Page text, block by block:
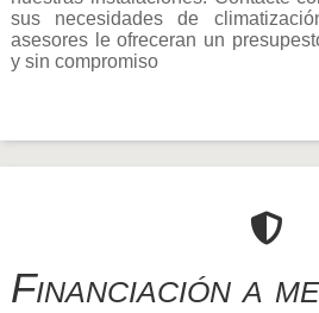
sus necesidades de
asesores le ofreceran un
y sin compromiso
Financiación a